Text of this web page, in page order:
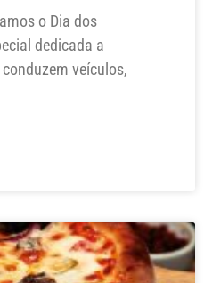
o Dia dos
dedicada a
veículos,